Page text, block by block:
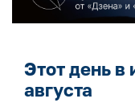
Этот день в
августа